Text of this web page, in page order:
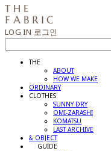
LOG IN 로그인
THE
ABOUT
HOW WE MAKE
ORDINARY
CLOTHES
SUNNY DRY
OMI-ZARASHI
KOMATSU
LAST ARCHIVE
& OBJECT
⠀⠀GUIDE